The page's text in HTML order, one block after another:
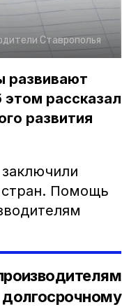
Ставрополья
развивают
рассказал
развития
стран. Помощь